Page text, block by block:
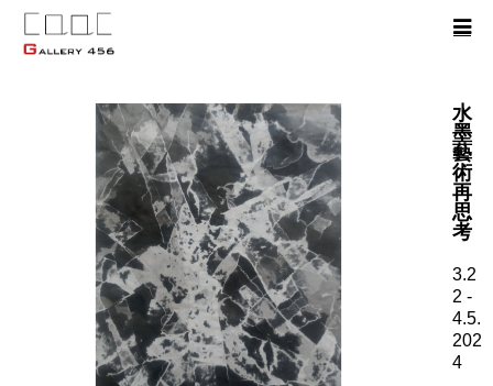
水
墨
藝
術
再
思
考
3.2
2 -
4.5.
202
4